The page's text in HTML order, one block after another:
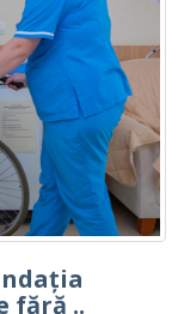
fără ..